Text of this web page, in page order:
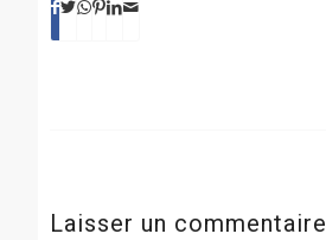
Laisser un commentaire